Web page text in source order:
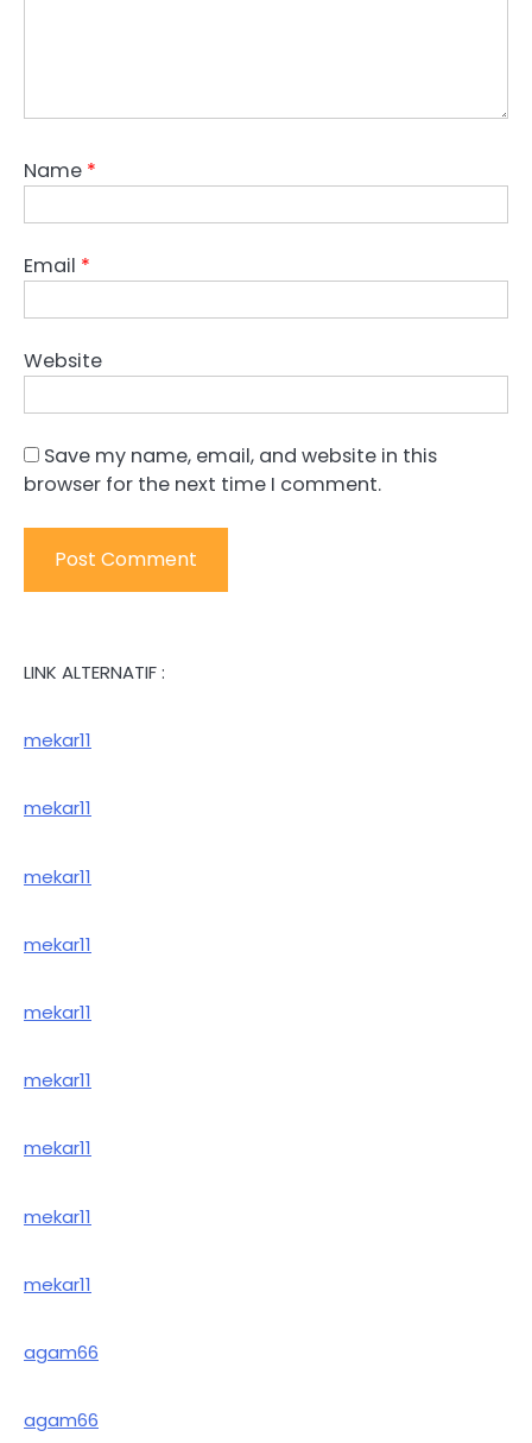
Name *
Email *
Website
Save my name, email, and website in this
browser for the next time I comment.
LINK ALTERNATIF :
mekar11
mekar11
mekar11
mekar11
mekar11
mekar11
mekar11
mekar11
mekar11
agam66
agam66